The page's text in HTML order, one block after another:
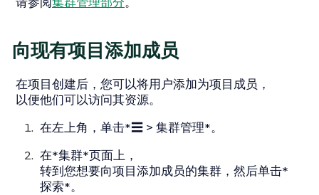
向现有项目添加成员
在项目创建后，您可以将用户添加为项目成员，
以便他们可以访问其资源。
在左上角，单击*☰ > 集群管理*。
在*集群*页面上，
转到您想要向项目添加成员的集群，然后单击*
探索*。